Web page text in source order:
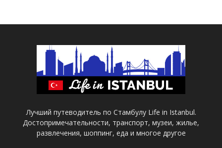
Лучший путеводитель по Стамбулу Life in Istanbul.
Достопримечательности, транспорт, музеи, жилье,
развлечения, шоппинг, еда и многое другое